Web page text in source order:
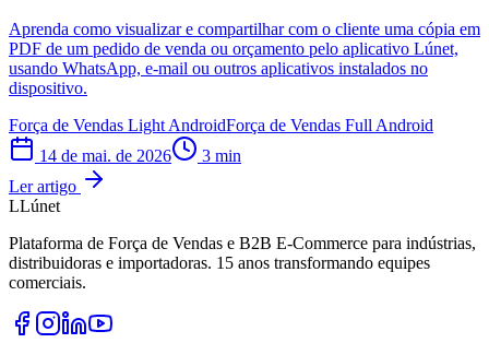
Aprenda como visualizar e compartilhar com o cliente uma cópia em
PDF de um pedido de venda ou orçamento pelo aplicativo Lúnet,
usando WhatsApp, e-mail ou outros aplicativos instalados no
dispositivo.
Força de Vendas Light AndroidForça de Vendas Full Android
14 de mai. de 2026
3 min
Ler artigo
LLúnet
Plataforma de Força de Vendas e B2B E-Commerce para indústrias,
distribuidoras e importadoras. 15 anos transformando equipes
comerciais.